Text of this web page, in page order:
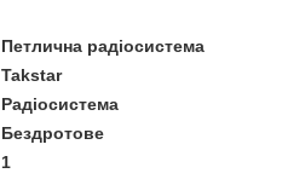
Петлична радіосистема
Takstar
Радіосистема
Бездротове
1